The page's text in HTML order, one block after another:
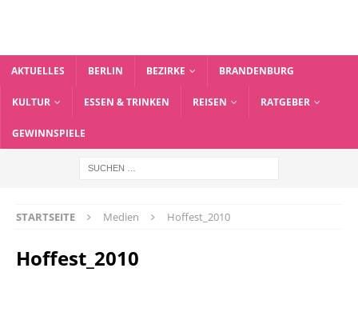
AKTUELLES BERLIN BEZIRKE BRANDENBURG
KULTUR ESSEN & TRINKEN REISEN RATGEBER
GEWINNSPIELE
STARTSEITE Medien Hoffest_2010
Hoffest_2010